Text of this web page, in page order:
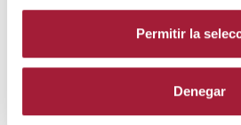
Permitir la
Denegar